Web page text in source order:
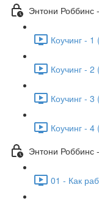
Энтони Роббинс
Коучинг - 1
Коучинг - 2
Коучинг - 3
Коучинг - 4
Энтони Роббинс
01 - Как